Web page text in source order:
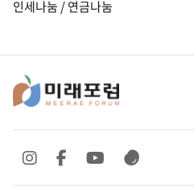
인세나눔 / 연금나눔
SNS 바로가기
SNS 바로가기SNS 바로가기
SNS 바